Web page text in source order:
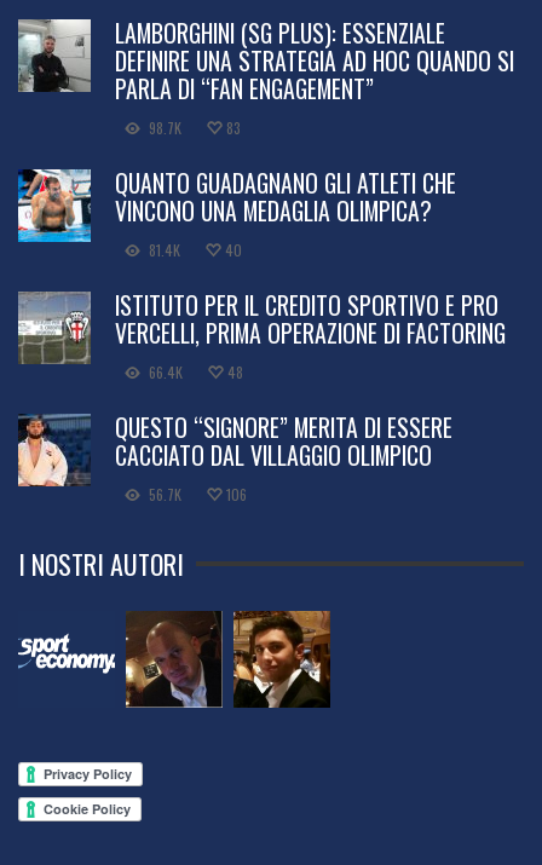
LAMBORGHINI (SG PLUS): ESSENZIALE
DEFINIRE UNA STRATEGIA AD HOC QUANDO SI
PARLA DI “FAN ENGAGEMENT”
98.7K 83
QUANTO GUADAGNANO GLI ATLETI CHE
VINCONO UNA MEDAGLIA OLIMPICA?
81.4K 40
ISTITUTO PER IL CREDITO SPORTIVO E PRO
VERCELLI, PRIMA OPERAZIONE DI FACTORING
66.4K 48
QUESTO “SIGNORE” MERITA DI ESSERE
CACCIATO DAL VILLAGGIO OLIMPICO
56.7K 106
I NOSTRI AUTORI